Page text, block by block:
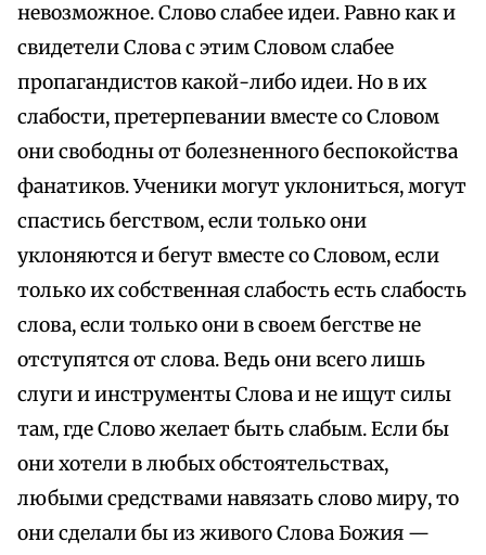
невозможное. Слово слабее идеи. Равно как и
свидетели Слова с этим Словом слабее
пропагандистов какой-либо идеи. Но в их
слабости, претерпевании вместе со Словом
они свободны от болезненного беспокойства
фанатиков. Ученики могут уклониться, могут
спастись бегством, если только они
уклоняются и бегут вместе со Словом, если
только их собственная слабость есть слабость
слова, если только они в своем бегстве не
отступятся от слова. Ведь они всего лишь
слуги и инструменты Слова и не ищут силы
там, где Слово желает быть слабым. Если бы
они хотели в любых обстоятельствах,
любыми средствами навязать слово миру, то
они сделали бы из живого Слова Божия —